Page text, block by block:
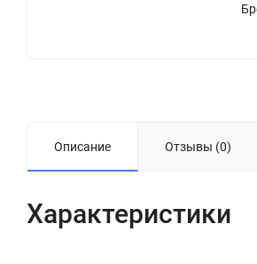
Описание Отзывы (0)
Характеристики